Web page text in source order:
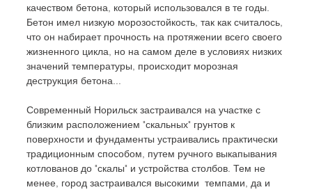
качеством бетона, который использовался в те годы.
Бетон имел низкую морозостойкость, так как считалось,
что он набирает прочность на протяжении всего своего
жизненного цикла, но на самом деле в условиях низких
значений температуры, происходит морозная
деструкция бетона...
Современный Норильск застраивался на участке с
близким расположением "скальных" грунтов к
поверхности и фундаменты устраивались практически
традиционным способом, путем ручного выкапывания
котлованов до "скалы" и устройства столбов. Тем не
менее, город застраивался высокими  темпами, да и